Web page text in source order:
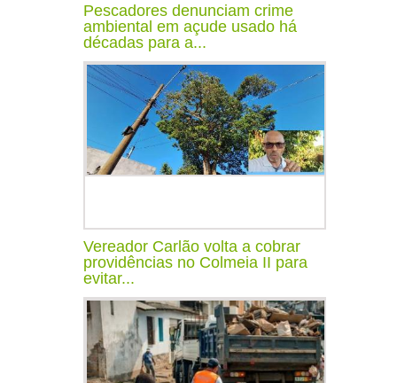
Pescadores denunciam crime
ambiental em açude usado há
décadas para a...
Vereador Carlão volta a cobrar
providências no Colmeia II para
evitar...